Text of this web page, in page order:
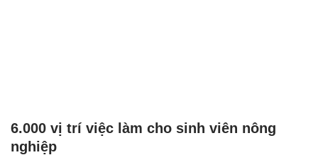
6.000 vị trí việc làm cho sinh viên nông
nghiệp